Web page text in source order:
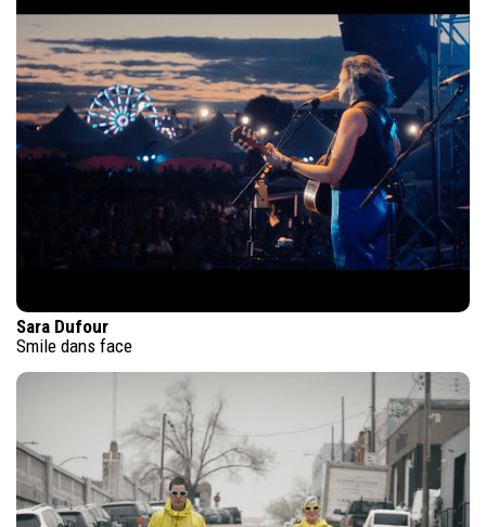
Sara Dufour
Smile dans face